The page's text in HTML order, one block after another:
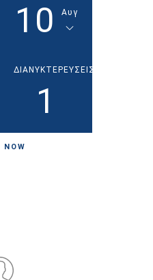
10 Αυγ
ΔΙΑΝΥΚΤΕΡΕΥΣΕΙΣ
1